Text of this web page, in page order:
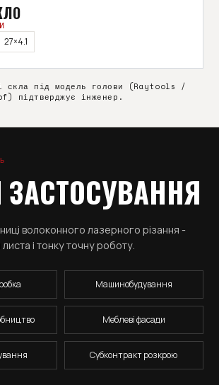
27×4.1
скла під модель голови (Raytools /
підтверджує інженер.
ЗАСТОСУВАННЯ
волоконного лазерного різання -
і тонку точну роботу.
Машинобудування
Меблеві фасади
Субконтракт розкрою